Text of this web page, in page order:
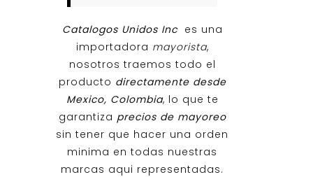
Catalogos Unidos Inc es una
importadora mayorista,
nosotros traemos todo el
producto directamente desde
Mexico, Colombia, lo que te
garantiza precios de mayoreo
sin tener que hacer una orden
minima en todas nuestras
marcas aqui representadas.